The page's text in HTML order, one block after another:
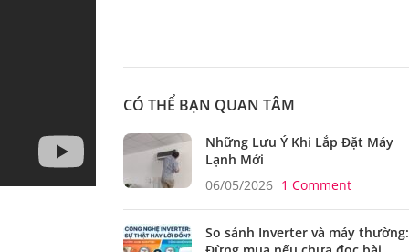
CÓ THỂ BẠN QUAN TÂM
Những Lưu Ý Khi Lắp Đặt Máy
Lạnh Mới
06/05/2026 1 Comment
So sánh Inverter và máy thường: